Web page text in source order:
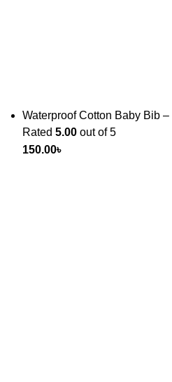
Waterproof Cotton Baby Bib
Rated 5.00 out of 5
150.00৳